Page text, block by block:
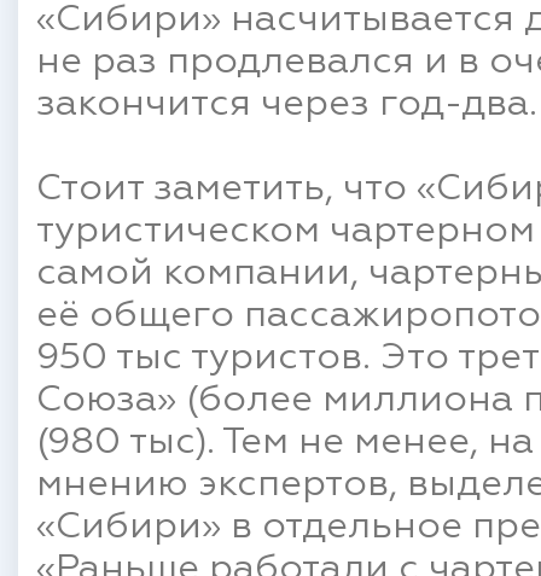
«Сибири» насчитывается
не раз продлевался и в
закончится через год-два.
Стоит заметить, что
туристическом
самой компании,
её общего
950 тыс туристов. Это
Союза» (более миллиона
(980 тыс). Тем не менее,
мнению экспертов,
«Сибири» в отдельное